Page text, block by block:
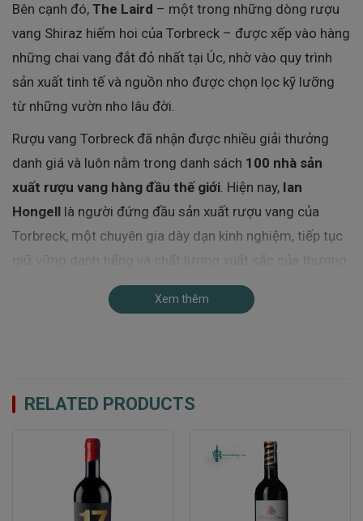
Bên cạnh đó, The Laird – một trong những dòng rượu
vang Shiraz hiếm hoi của Torbreck – được xếp vào hàng
những chai vang đắt đỏ nhất tại Úc, nhờ vào quy trình
sản xuất tinh tế và nguồn nho được chọn lọc kỹ lưỡng
từ những vườn nho lâu đời.
Rượu vang Torbreck đã nhận được nhiều giải thưởng
danh giá và luôn nằm trong danh sách 100 nhà sản
xuất rượu vang hàng đầu thế giới. Hiện nay, Ian
Hongell là người đứng đầu sản xuất rượu vang của
Torbreck, một chuyên gia dày dạn kinh nghiệm, tiếp tục
giữ vững danh tiếng và chất lượng xuất sắc của thương
Đặc Điểm Thổ Nhưỡng Của Thung Lũng Barossa
này. Đây là khu vực nổi tiếng với những cây nho Shiraz
với mùa hè nóng và khô, mùa đông mát mẻ, tạo điều
kiện lý tưởng để nho phát triển và đạt độ chín hoàn hảo.
Eden Valley, một phần của thung lũng Barossa, có độ
Xem thêm
RELATED PRODUCTS